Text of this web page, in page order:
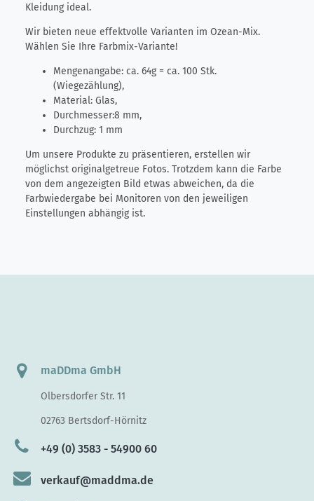
Kleidung ideal.
Wir bieten neue effektvolle Varianten im Ozean-Mix.
Wählen Sie Ihre Farbmix-Variante!
Mengenangabe: ca. 64g = ca. 100 Stk.
(Wiegezählung),
Material: Glas,
Durchmesser:8 mm,
Durchzug: 1 mm
Um unsere Produkte zu präsentieren, erstellen wir
möglichst originalgetreue Fotos. Trotzdem kann die Farbe
von dem angezeigten Bild etwas abweichen, da die
Farbwiedergabe bei Monitoren von den jeweiligen
Einstellungen abhängig ist.
maDDma GmbH
Olbersdorfer Str. 11
02763 Bertsdorf-Hörnitz
+49 (0) 3583 - 54900 60
verkauf@maddma.de